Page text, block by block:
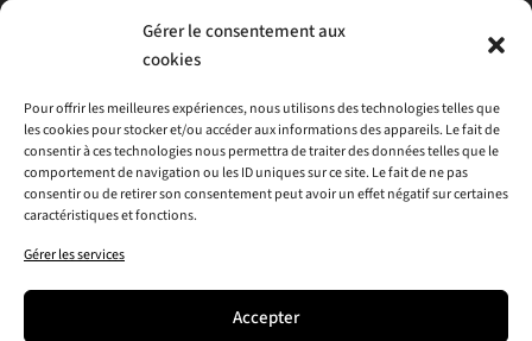
Gérer le consentement aux
cookies
Pour offrir les meilleures expériences, nous utilisons des technologies telles que
les cookies pour stocker et/ou accéder aux informations des appareils. Le fait de
consentir à ces technologies nous permettra de traiter des données telles que le
comportement de navigation ou les ID uniques sur ce site. Le fait de ne pas
consentir ou de retirer son consentement peut avoir un effet négatif sur certaines
caractéristiques et fonctions.
Gérer les services
Accepter
Votre adresse e-mail est uniquement utilisée pour vous envoyer
notre newsletter et des informations sur les activités d'ATLAS.
la newsletter.
J'acceptela politique de confidentialité